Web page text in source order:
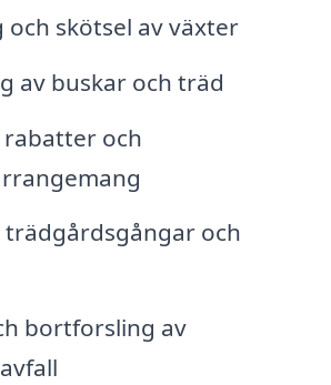
och skötsel av växter
av buskar och träd
rabatter och
trädgårdsgångar och
bortforsling av